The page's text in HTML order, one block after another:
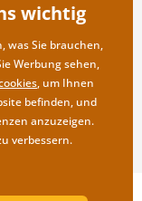
undwichtig
was Sie brauchen,
Werbung sehen,
, um Ihnen
befinden, und
anzuzeigen.
verbessern.